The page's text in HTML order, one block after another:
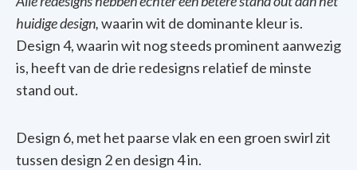
huidigedesign,waarinwit de dominante kleuris.
Design 4,waarinwit nogsteeds prominent aanwezig
is, heeftvan de drie redesigns relatief de minste
stand out.
Design 6, met het paarsevlaken een groen swirl zit
tussen design 2en design 4 in.